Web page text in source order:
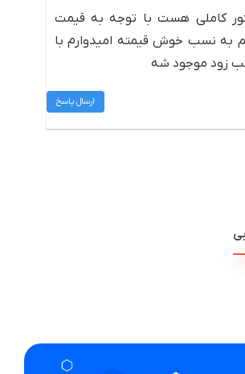
کاملی هست با توجه به قیمت
به نسب خوش قیمته امیدوارم با
زود موجود شه
ارسال پاسخ